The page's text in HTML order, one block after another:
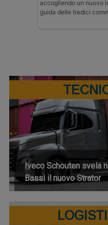
accogliendo un nuovo
guida delle tredici
Iveco Schouten svela
Bassi il nuovo Strator